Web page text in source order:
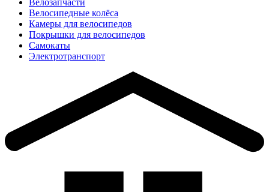
Велозапчасти
Велосипедные колёса
Камеры для велосипедов
Покрышки для велосипедов
Самокаты
Электротранспорт